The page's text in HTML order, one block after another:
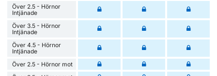
Över 2.5 - Hörnor
Intjänade
Över 3.5 - Hörnor
Intjänade
Över 4.5 - Hörnor
Intjänade
Över 2.5 - Hörnor mot